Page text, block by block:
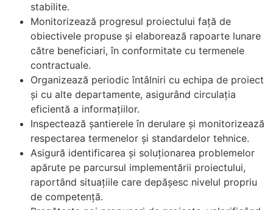
stabilite.
Monitorizează progresul proiectului față de
obiectivele propuse și elaborează rapoarte lunare
către beneficiari, în conformitate cu termenele
contractuale.
Organizează periodic întâlniri cu echipa de proiect
și cu alte departamente, asigurând circulația
eficientă a informațiilor.
Inspectează șantierele în derulare și monitorizează
respectarea termenelor și standardelor tehnice.
Asigură identificarea și soluționarea problemelor
apărute pe parcursul implementării proiectului,
raportând situațiile care depășesc nivelul propriu
de competență.